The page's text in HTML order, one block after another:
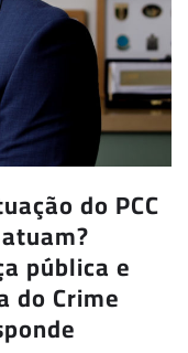
do PCC
pública e
do Crime